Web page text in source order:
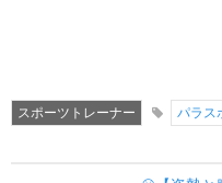
スポーツトレーナー パラス